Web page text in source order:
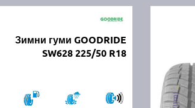
Зимни гуми GOODRIDE
SW628 225/50 R18